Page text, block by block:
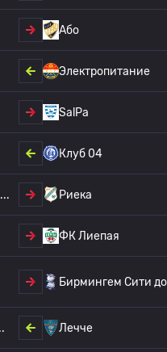
Або
Электропитание
SalPa
Клуб 04
Риека
ФК Лиепая
Бирмингем Сити до
Лечче